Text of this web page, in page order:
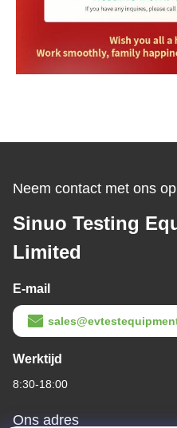
Neem contact met ons op
Sinuo Testing
Limited
E-mail
Werktijd
8:30-18:00
Ons adres